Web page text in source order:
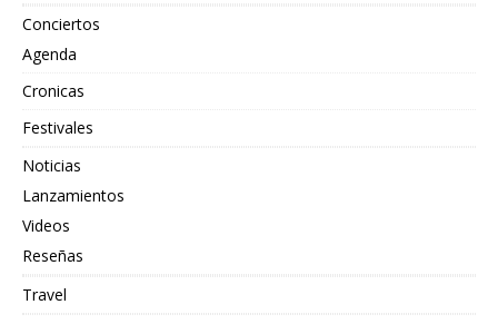
Conciertos
Agenda
Cronicas
Festivales
Noticias
Lanzamientos
Videos
Reseñas
Travel